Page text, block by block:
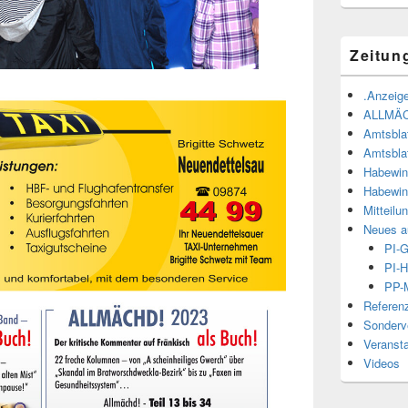
Neues
PI-
PI-
PP-
Videos